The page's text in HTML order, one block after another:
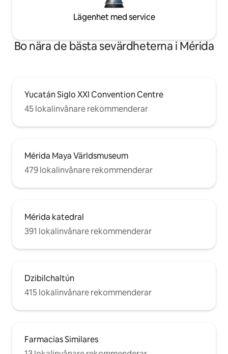
Lägenhet med service
Bo nära de bästa sevärdheterna i Mérida
Yucatán Siglo XXI Convention Centre
45 lokalinvånare rekommenderar
Mérida Maya Världsmuseum
479 lokalinvånare rekommenderar
Mérida katedral
391 lokalinvånare rekommenderar
Dzibilchaltún
415 lokalinvånare rekommenderar
Farmacias Similares